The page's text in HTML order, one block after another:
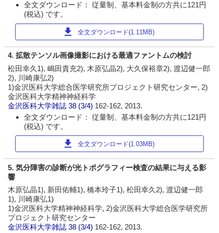
全文ダウンロード： 従量制、基本料金制の方共に121円
(税込) です。
download 全文ダウンロード(1.11MB)
4. 拡散テンソル画像撮影における最適ファントムの検討
松田幸久1), 嶋田貴充2), 木原弘晶2), 大久保裕章2), 渡辺健一郎
2), 川崎康弘2)
1)金沢医科大学総合医学研究所プロジェクト研究センター, 2)
金沢医科大学精神神経科学
金沢医科大学雑誌 38 (3/4) 162-162, 2013.
全文ダウンロード： 従量制、基本料金制の方共に121円
(税込) です。
download 全文ダウンロード(1.03MB)
5. 気分障害の診断が光トポグラフィー検査の結果に与える影
響
木原弘晶1), 新田佑輔1), 橋本玲子1), 松田幸久2), 渡辺健一郎
1), 川崎康弘1)
1)金沢医科大学精神神経科学, 2)金沢医科大学総合医学研究所
プロジェクト研究センター
金沢医科大学雑誌 38 (3/4) 162-162, 2013.